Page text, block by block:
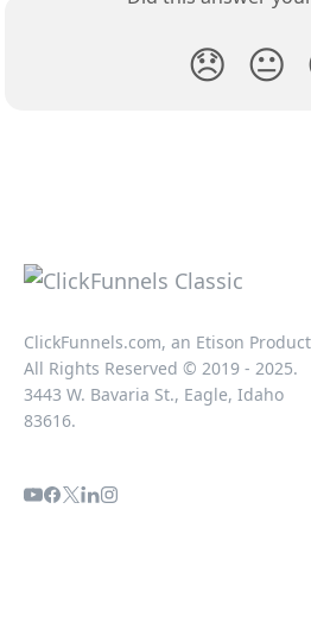
😞 😐
ClickFunnels.com, an Etison
All Rights Reserved © 2019 - 2025.
3443 W. Bavaria St., Eagle, Idaho
83616.